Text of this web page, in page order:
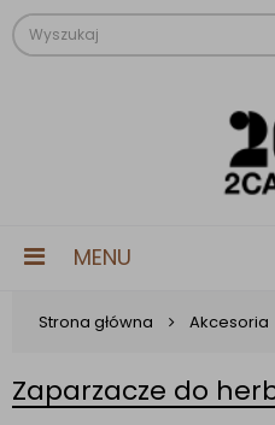
MENU
Strona główna Akcesoria
Zaparzacze do